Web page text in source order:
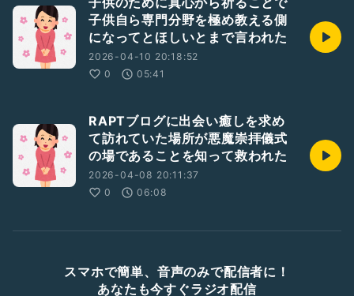
子供自ら専門分野を極め教える側
になってとほしいとまで言われた
2026-04-10 20:18:52
0
05:41
RAPTブログに出会い癒しを求め
て訪れていた場所が悪魔崇拝儀式
の場であることを知って救われた
2026-04-08 20:11:37
0
06:08
スマホで簡単、音声のみで配信者に！
あなたも今すぐラジオ配信